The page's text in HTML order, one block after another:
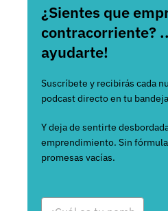
¿Sientes que
contracorriente?
ayudarte!
Suscríbete y recibirás cada
podcast directo en tu
Y deja de sentirte
emprendimiento. Sin
promesas vacías.